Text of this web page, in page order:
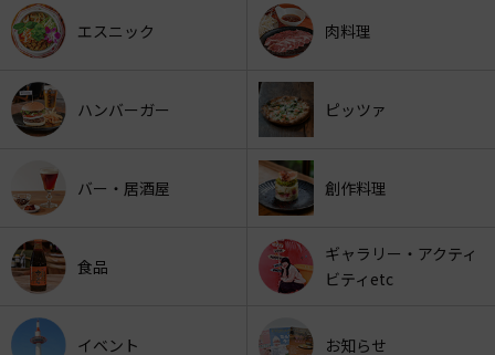
エスニック 肉料理
ハンバーガー ピッツァ
バー・居酒屋 創作料理
食品
ギャラリー・アクティ
ビティetc
イベント お知らせ